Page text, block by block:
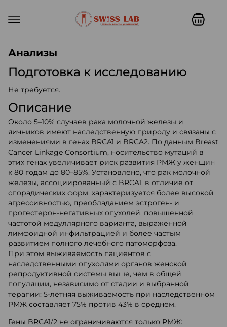
Анализы
Подготовка к исследованию
Не требуется.
Описание
Около 5–10% случаев рака молочной железы и
яичников имеют наследственную природу и связаны с
изменениями в генах BRCA1 и BRCA2. По данным Breast
Cancer Linkage Consortium, носительство мутаций в
этих генах увеличивает риск развития РМЖ у женщин
к 80 годам до 80–85%. Установлено, что рак молочной
железы, ассоциированный с BRCA1, в отличие от
спорадических форм, характеризуется более высокой
агрессивностью, преобладанием эстроген- и
прогестерон-негативных опухолей, повышенной
частотой медуллярного варианта, выраженной
лимфоидной инфильтрацией и более частым
развитием полного лечебного патоморфоза.
При этом выживаемость пациентов с
наследственными опухолями органов женской
репродуктивной системы выше, чем в общей
популяции, независимо от стадии и выбранной
терапии: 5-летняя выживаемость при наследственном
РМЖ составляет 75% против 43% в среднем.
Гены BRCA1/2 не ограничиваются только РМЖ: